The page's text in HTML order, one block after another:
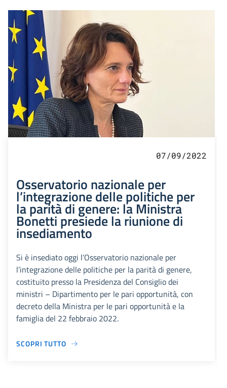
07/09/2022
Osservatorio nazionale per
l’integrazione delle politiche per
la parità di genere: la Ministra
Bonetti presiede la riunione di
insediamento
Si è insediato oggi l’Osservatorio nazionale per
l’integrazione delle politiche per la parità di genere,
costituito presso la Presidenza del Consiglio dei
ministri – Dipartimento per le pari opportunità, con
decreto della Ministra per le pari opportunità e la
famiglia del 22 febbraio 2022.
SCOPRI TUTTO